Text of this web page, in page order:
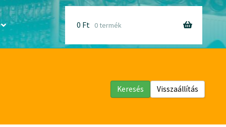
0 Ft 0 termék
Keresés Visszaállítás